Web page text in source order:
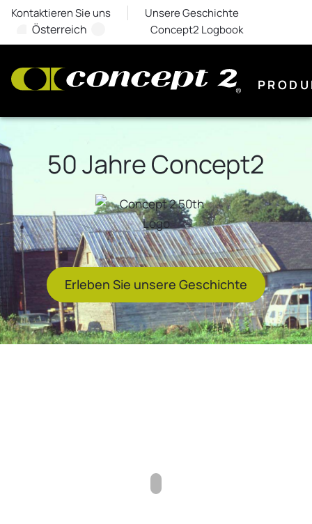
Kontaktieren Sie uns Unsere Geschichte
Österreich Concept2 Logbook
50 Jahre Concept2
Erleben Sie unsere Geschichte